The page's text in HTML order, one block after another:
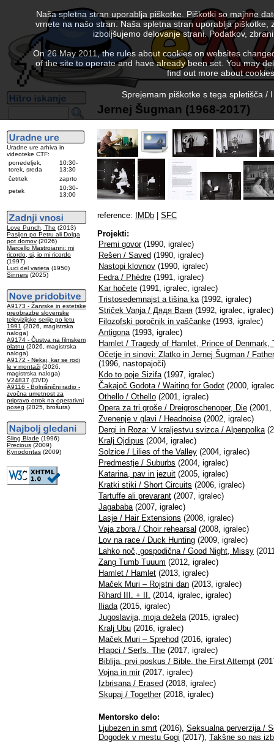
Uradne ure arhiva in
videoteke CTF:
ponedeljek,
torek, sreda
10:30-
13:30
četrtek
zaprto
petek
10:30-
13:00
Love Punch, The (2013)
Pasijon po Petru ali Dolga
pot domov (2026)
Marcello Mastroianni: mi
ricordo, si, io mi ricordo
(1997)
Luci del varieta (1950)
Sinners (2025)
A9173 - Žanrske in estetske
preobrazbe slovenske
televizijske serije po letu
1991 (2026, magistrska
naloga)
A9174 - Čustva na filmskem
platnu (2026, magistrska
naloga)
A9172 - Nekaj, kar se rodi
le v montaži (2026,
magistrska naloga)
V24837 (DVD)
A9116 - Bolnišnični radio -
zvočna umetnost za
pripravo otrok na operativni
poseg (2025, brošura)
Sling Blade (1996)
Precious (2009)
Kynodontas (2009)
Jernej Šugman (1968-2017)
reference: IMDb
SFC
Projekti:
Premi govor(1990, igralec)
Rešen / Saved (1990, igralec)
Nastopi klovnov (1990, igralec)
Fedra / Phèdre (1991, igralec)
Kar hočete (1991, igralec, igralec)
Tristosedemnajst a tišina ka(1992, igralec)
Striček Vanja / Дядя Ваня (1992, igralec, igralec)
Filozofski poročnik in vaščanke (1993, igralec)
Antigona(1993, igralec)
Hamlet / Tragedy of Hamlet, Prince of Denmark,
Očetje in sinovi: Zlatko in Jernej Šugman /
(1996, nastopajoči)
Kdo to poje Sizifa(1997, igralec)
Čakajoč Godota / Waiting for Godot (2000,
Othello / Othello (2001, igralec)
Opera za tri groše / Dreigroschenoper, Die (2001,
Zvenenje v glavi / Headnoise (2002, igralec)
Dergi in Roza: V kraljestvu svizca / Alpenpolka
Kralj Ojdipus (2004, igralec)
Solzice / Lilies of the Valley (2004, igralec)
Predmestje / Suburbs (2004, igralec)
Katarina, pav in jezuit (2005, igralec)
Kratki stiki / Short Circuits (2006, igralec)
Tartuffe ali prevarant (2007, igralec)
Jagababa(2007, igralec)
Lasje / Hair Extensions (2008, igralec)
Vaja zbora / Choir rehearsal (2008, igralec)
Lov na race / Duck Hunting (2009, igralec)
Lahko noč, gospodična / Good Night, Missy
Zang Tumb Tuuum (2012, igralec)
Hamlet / Hamlet (2013, igralec)
Maček Muri – Rojstni dan (2013, igralec)
Rihard III. + II. (2014, igralec, igralec)
Iliada(2015, igralec)
Jugoslavija, moja dežela(2015, igralec)
Kralj Ubu (2016, igralec)
Maček Muri – Sprehod (2016, igralec)
Hlapci / Serfs, The (2017, igralec)
Biblija, prvi poskus / Bible, the First Attempt
Vojna in mir(2017, igralec)
Izbrisana / Erased (2018, igralec)
Skupaj / Together(2018, igralec)
Mentorsko delo:
Ljubezen in smrt (2016), Seksualna perverzija /
Dogodek v mestu Gogi (2017), Takšne so nas
Naša spletna stran uporablja piškotke. Piškotki so majhne
vrnete na našo stran. Naša spletna stran uporablja
izboljšujemo delovanje strani. Podatkov,
On 26 May 2011, the rules about cookies on websites
of the site to operate and have already been set. You may
find out more about
Sprejemam piškotke s tega spletišča /